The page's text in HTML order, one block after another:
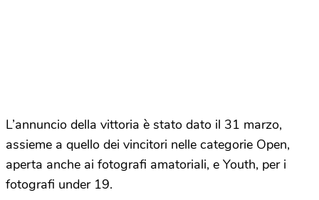
L’annuncio della vittoria è stato dato il 31 marzo,
assieme a quello dei vincitori nelle categorie Open,
aperta anche ai fotografi amatoriali, e Youth, per i
fotografi under 19.